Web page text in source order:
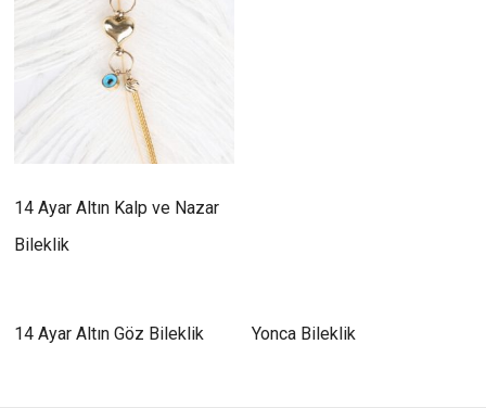
14 Ayar Altın Kalp ve Nazar
Bileklik
14 Ayar Altın Göz Bileklik Yonca Bileklik